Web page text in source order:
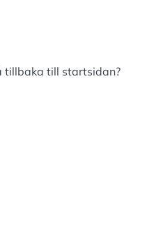
tillbaka till startsidan?